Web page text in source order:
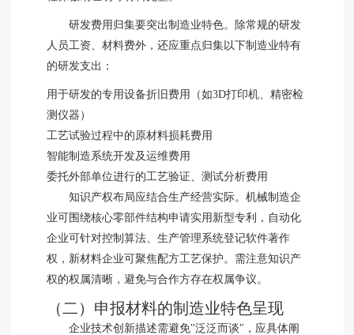
研发费用归集要突出制造业特色。除常规的研发
人员工资、材料费外，还应重点归集以下制造业特有
的研发支出：
用于研发的专用设备折旧费用（如3D打印机、精密检
测仪器）
工艺试验过程中的原材料损耗费用
智能制造系统开发及运维费用
委托外部单位进行的工艺验证、测试分析费用
知识产权布局应结合生产经营实际。机械制造企
业可围绕核心零部件结构申请实用新型专利，自动化
企业可针对控制算法、生产管理系统登记软件著作
权，新材料企业可聚焦配方工艺保护。需注意知识产
权的权属清晰，避免与合作方存在权属争议。
（二）申报材料的制造业特色呈现
企业技术创新描述需避免"泛泛而谈"，应具体阐